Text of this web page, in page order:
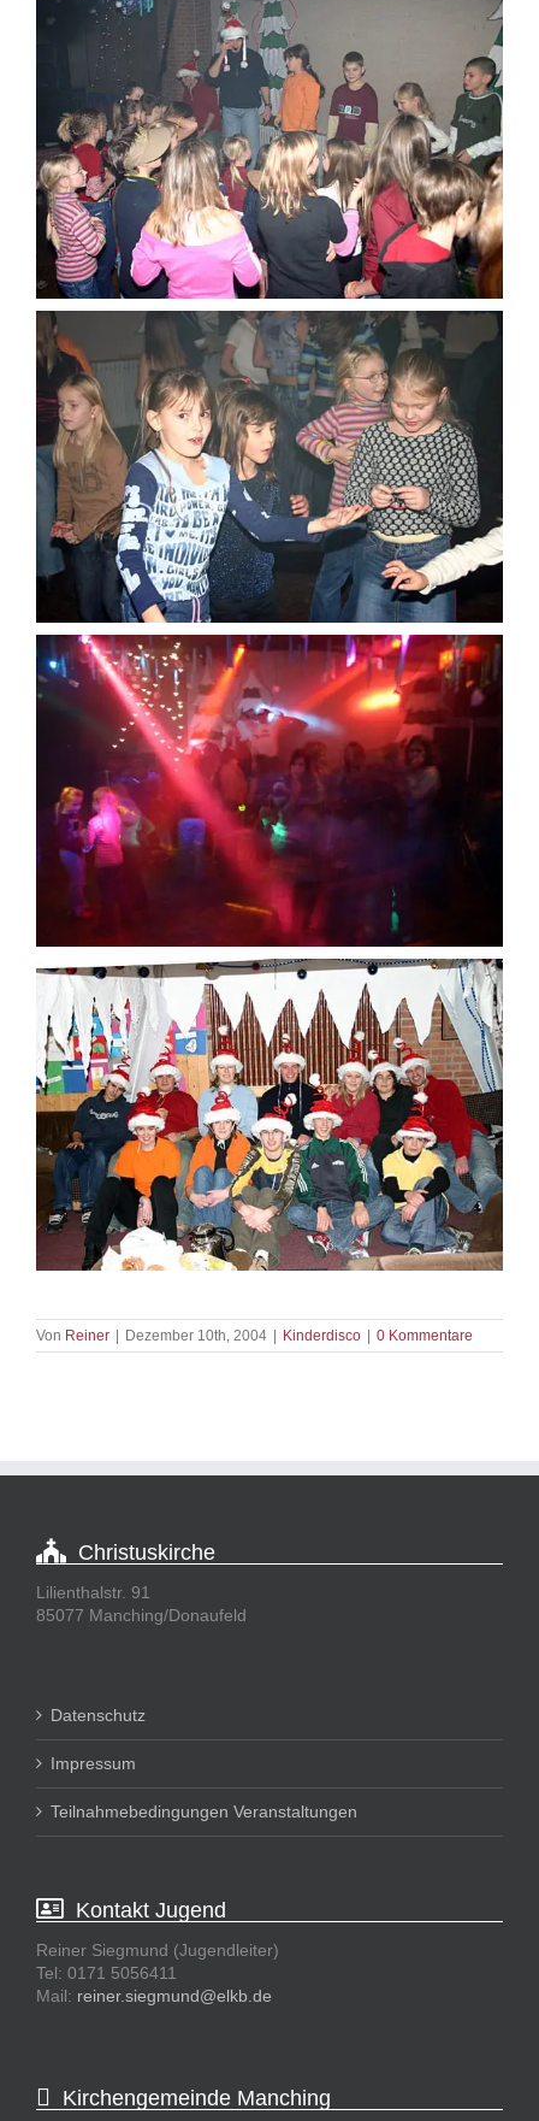
Von Reiner | Dezember 10th, 2004 | Kinderdisco | 0 Kommentare
Christuskirche
Lilienthalstr. 91
85077 Manching/Donaufeld
Datenschutz
Impressum
Teilnahmebedingungen Veranstaltungen
Kontakt Jugend
Reiner Siegmund (Jugendleiter)
Tel: 0171 5056411
Mail: reiner.siegmund@elkb.de
Kirchengemeinde Manching